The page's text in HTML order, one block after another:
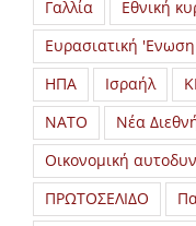
Γαλλία
Εθνική
Ευρασιατική 'Ενωση
ΗΠΑ
Ισραήλ
ΝΑΤΟ
Νέα
Οικονομική
ΠΡΩΤΟΣΕΛΙΔΟ